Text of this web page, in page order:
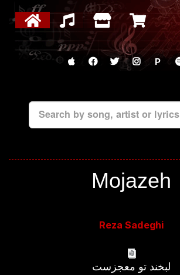
P
Search by song, artist or lyrics
Mojazeh
Reza Sadeghi
لبخند تو معجزست